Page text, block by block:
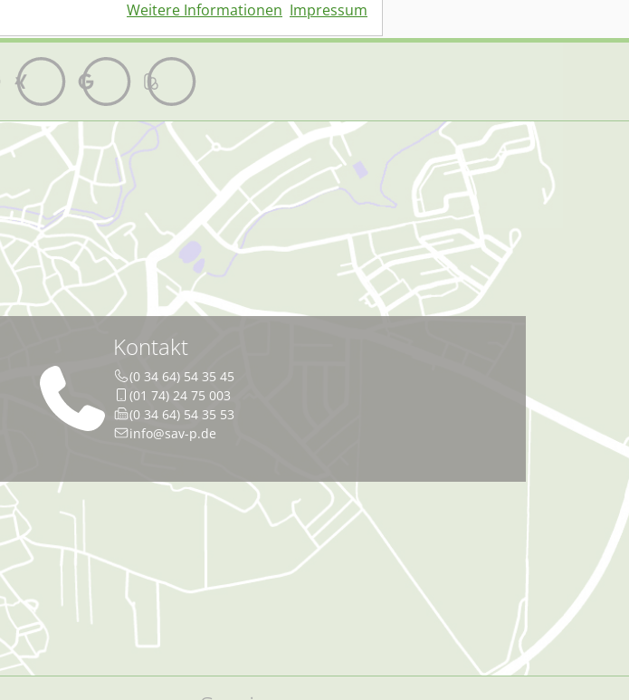
Kontakt
(0 34 64) 54 35 45
(01 74) 24 75 003
(0 34 64) 54 35 53
info@sav-p.de
Weitere Informationen Impressum